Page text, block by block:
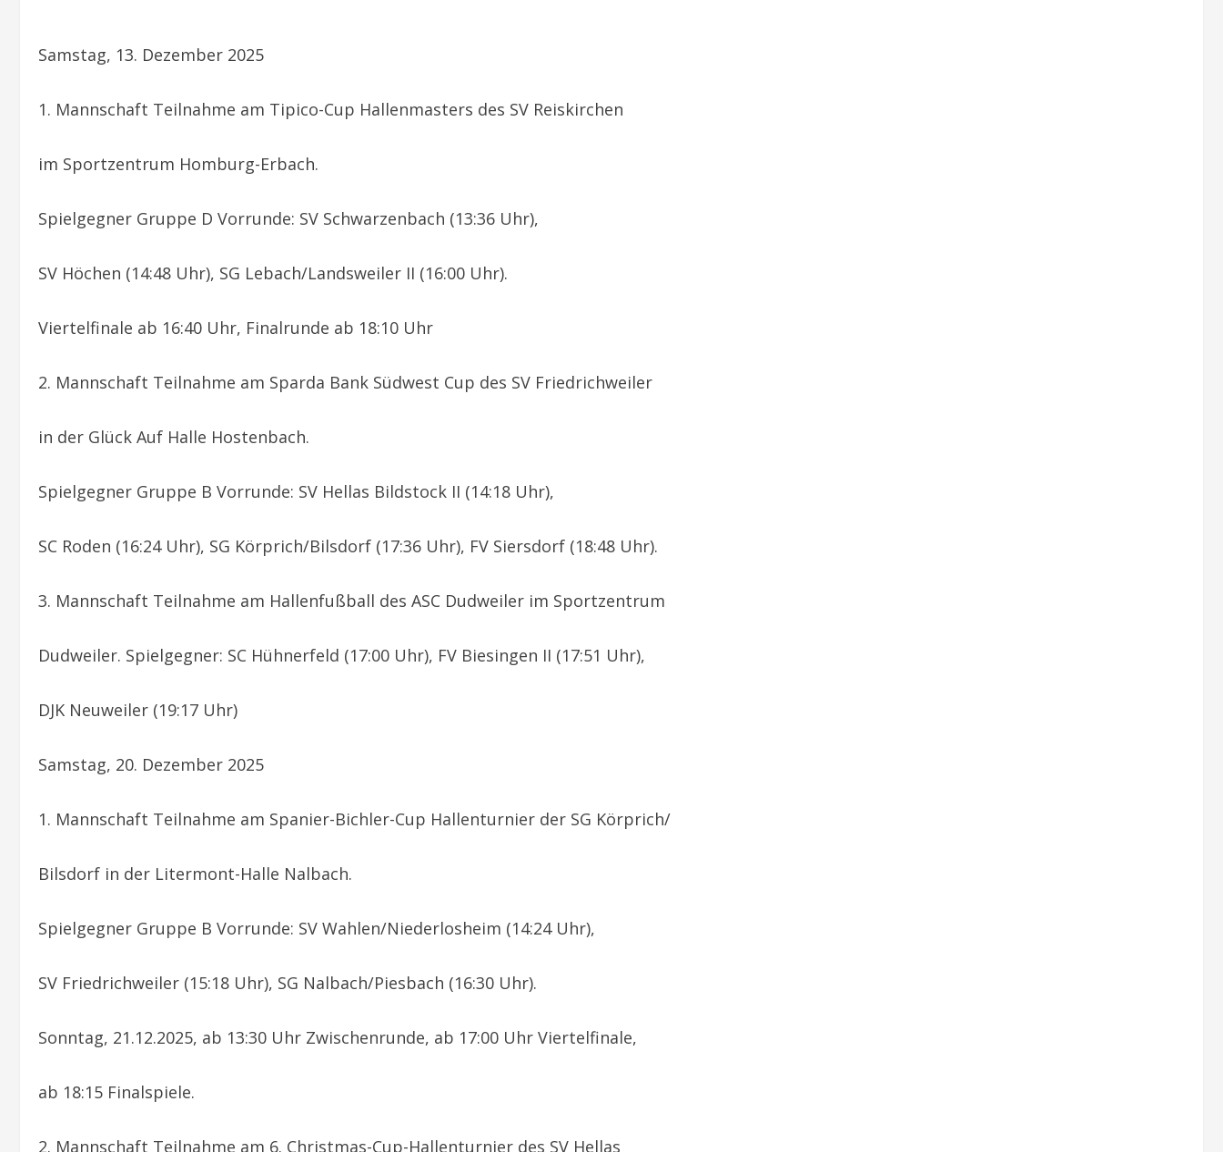
Samstag, 13. Dezember 2025
1. Mannschaft Teilnahme am Tipico-Cup Hallenmasters des SV Reiskirchen
im Sportzentrum Homburg-Erbach.
Spielgegner Gruppe D Vorrunde: SV Schwarzenbach (13:36 Uhr),
SV Höchen (14:48 Uhr), SG Lebach/Landsweiler II (16:00 Uhr).
Viertelfinale ab 16:40 Uhr, Finalrunde ab 18:10 Uhr
2. Mannschaft Teilnahme am Sparda Bank Südwest Cup des SV Friedrichweiler
in der Glück Auf Halle Hostenbach.
Spielgegner Gruppe B Vorrunde: SV Hellas Bildstock II (14:18 Uhr),
SC Roden (16:24 Uhr), SG Körprich/Bilsdorf (17:36 Uhr), FV Siersdorf (18:48 Uhr).
3. Mannschaft Teilnahme am Hallenfußball des ASC Dudweiler im Sportzentrum
Dudweiler. Spielgegner: SC Hühnerfeld (17:00 Uhr), FV Biesingen II (17:51 Uhr),
DJK Neuweiler (19:17 Uhr)
Samstag, 20. Dezember 2025
1. Mannschaft Teilnahme am Spanier-Bichler-Cup Hallenturnier der SG Körprich/
Bilsdorf in der Litermont-Halle Nalbach.
Spielgegner Gruppe B Vorrunde: SV Wahlen/Niederlosheim (14:24 Uhr),
SV Friedrichweiler (15:18 Uhr), SG Nalbach/Piesbach (16:30 Uhr).
Sonntag, 21.12.2025, ab 13:30 Uhr Zwischenrunde, ab 17:00 Uhr Viertelfinale,
ab 18:15 Finalspiele.
2. Mannschaft Teilnahme am 6. Christmas-Cup-Hallenturnier des SV Hellas